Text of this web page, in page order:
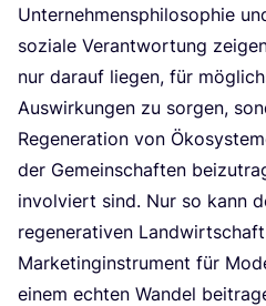
Unter­neh­mens­phi­lo­so­phie
sozia­le Ver­ant­wor­tung
nur dar­auf lie­gen, für
Aus­wir­kun­gen zu sor­gen,
Rege­ne­ra­ti­on von
der Gemein­schaf­ten
invol­viert sind. Nur so kann
rege­ne­ra­ti­ven
Mar­ke­ting­in­stru­ment für
einem ech­ten Wan­del